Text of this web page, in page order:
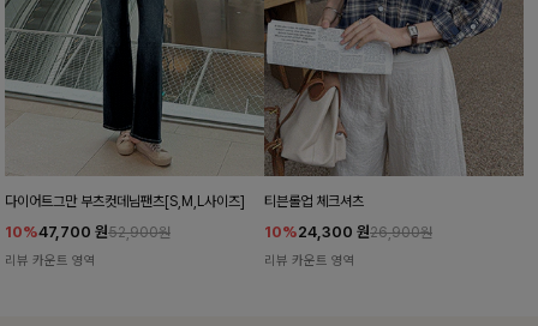
다이어트그만 부츠컷데님팬츠[S,M,L사이즈]
10%47,700 원52,900원
리뷰 카운트 영역
티븐롤업 체크셔츠
10%24,300 원26,900원
리뷰 카운트 영역